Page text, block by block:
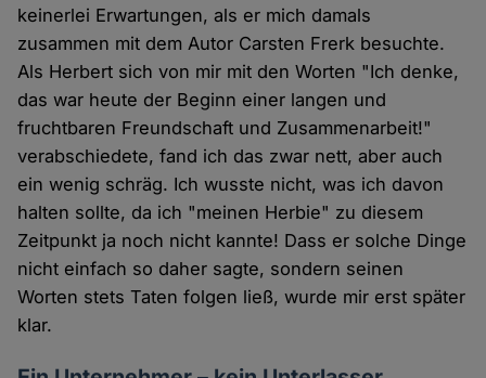
keinerlei Erwartungen, als er mich damals
zusammen mit dem Autor Carsten Frerk besuchte.
Als Herbert sich von mir mit den Worten "Ich denke,
das war heute der Beginn einer langen und
fruchtbaren Freundschaft und Zusammenarbeit!"
verabschiedete, fand ich das zwar nett, aber auch
ein wenig schräg. Ich wusste nicht, was ich davon
halten sollte, da ich "meinen Herbie" zu diesem
Zeitpunkt ja noch nicht kannte! Dass er solche Dinge
nicht einfach so daher sagte, sondern seinen
Worten stets Taten folgen ließ, wurde mir erst später
klar.